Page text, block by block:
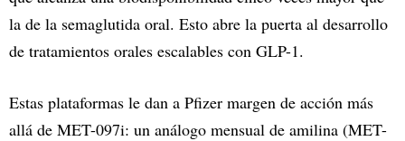
la de la semaglutida oral. Esto abre la puerta al desarrollo
de tratamientos orales escalables con GLP-1.
Estas plataformas le dan a Pfizer margen de acción más
allá de MET-097i: un análogo mensual de amilina (MET-